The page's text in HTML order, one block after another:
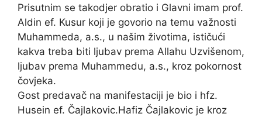
Prisutnim se takodjer obratio i Glavni imam prof.
Aldin ef. Kusur koji je govorio na temu važnosti
Muhammeda, a.s., u našim životima, ističući
kakva treba biti ljubav prema Allahu Uzvišenom,
ljubav prema Muhammedu, a.s., kroz pokornost
čovjeka.
Gost predavač na manifestaciji je bio i hfz.
Husein ef. Čajlakovic.Hafiz Čajlakovic je kroz